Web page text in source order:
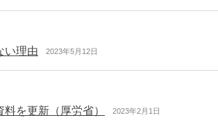
い理由 2023年5月12日
を更新（厚労省） 2023年2月1日